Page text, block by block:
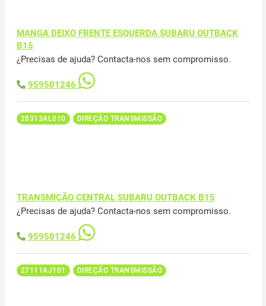
MANGA DEIXO FRENTE ESQUERDA SUBARU OUTBACK
B15
¿Precisas de ajuda? Contacta-nos sem compromisso.
959501246
28313AL010 DIREÇÃO TRANSMISSÃO
TRANSMIÇÃO CENTRAL SUBARU OUTBACK B15
¿Precisas de ajuda? Contacta-nos sem compromisso.
959501246
27111AJ101 DIREÇÃO TRANSMISSÃO